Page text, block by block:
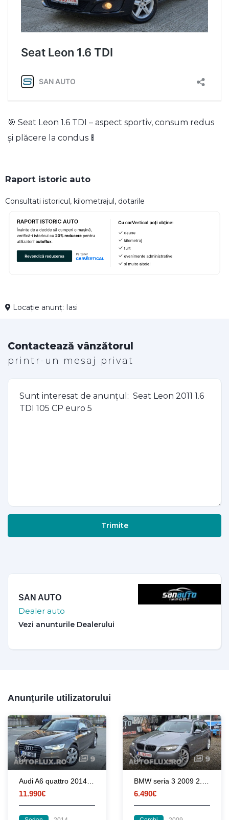
🎯 Seat Leon 1.6 TDI – aspect sportiv, consum redus
și plăcere la condus 🚦
Raport istoric auto
Consultati istoricul, kilometrajul, dotarile
Locație anunț: Iasi
Contactează vânzătorul
printr-un mesaj privat
Trimite
SAN AUTO
Dealer auto
Anunțurile utilizatorului
9
11.990€
9
6.490€